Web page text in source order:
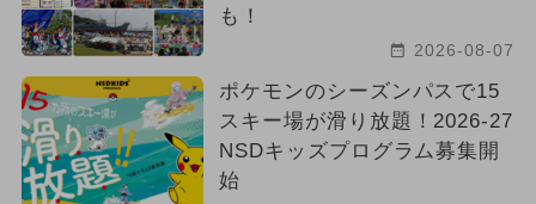
も！
2026-08-07
ポケモンのシーズンパスで15
スキー場が滑り放題！2026-27
NSDキッズプログラム募集開
始